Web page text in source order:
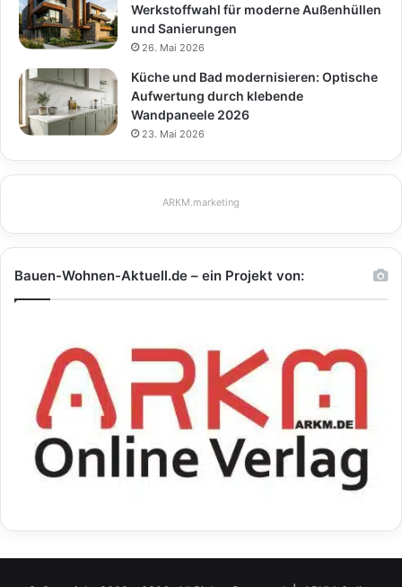
Werkstoffwahl für moderne Außenhüllen
und Sanierungen
26. Mai 2026
Küche und Bad modernisieren: Optische
Aufwertung durch klebende
Wandpaneele 2026
23. Mai 2026
ARKM.marketing
Bauen-Wohnen-Aktuell.de – ein Projekt von: